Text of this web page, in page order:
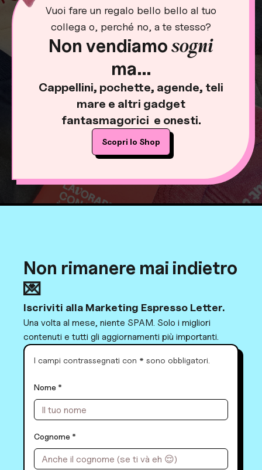
Vuoi fare un regalo bello bello al tuo
collega o, perché no, a te stesso?
Non vendiamosogni
ma…
Cappellini, pochette, agende, teli
mare e altri gadget
fantasmagorici e onesti.
Scopri lo Shop
Non rimanere mai indietro
💌
Iscriviti alla Marketing Espresso Letter.
Una volta al mese, niente SPAM. Solo i migliori
contenuti e tutti gli aggiornamenti più importanti.
I campi contrassegnati con * sono obbligatori.
Nome *
Cognome *